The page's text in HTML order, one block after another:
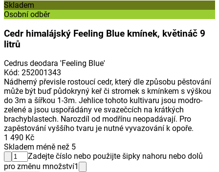
Skladem
Osobní odběr
Cedr himalájský Feeling Blue kmínek, květináč 9
litrů
Cedrus deodara 'Feeling Blue'
Kód: 252001343
Nádherný převisle rostoucí cedr, který dle způsobu pěstování
může být buď půdokryný keř či stromek s kmínkem s výškou
do 3m a šířkou 1-3m. Jehlice tohoto kultivaru jsou modro-
zelené a jsou uspořádány ve svazečcích na krátkých
brachyblastech. Narozdíl od modřínu neopadávají. Pro
zapěstování vyššího tvaru je nutné vyvazování k opoře.
1 490 Kč
Skladem méně než 5
Zadejte číslo nebo použijte šipky nahoru nebo dolů
pro změnu množství1